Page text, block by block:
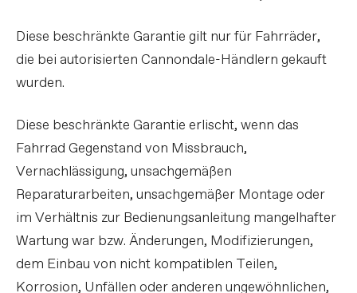
Diese beschränkte Garantie gilt nur für Fahrräder,
die bei autorisierten Cannondale-Händlern gekauft
wurden.
Diese beschränkte Garantie erlischt, wenn das
Fahrrad Gegenstand von Missbrauch,
Vernachlässigung, unsachgemäßen
Reparaturarbeiten, unsachgemäßer Montage oder
im Verhältnis zur Bedienungsanleitung mangelhafter
Wartung war bzw. Änderungen, Modifizierungen,
dem Einbau von nicht kompatiblen Teilen,
Korrosion, Unfällen oder anderen ungewöhnlichen,